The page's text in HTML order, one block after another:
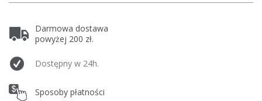
Darmowa dostawa
powyżej 200 zł.
Dostępny w 24h.
Sposoby płatności